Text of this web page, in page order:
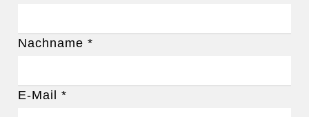
Nachname *
E-Mail *